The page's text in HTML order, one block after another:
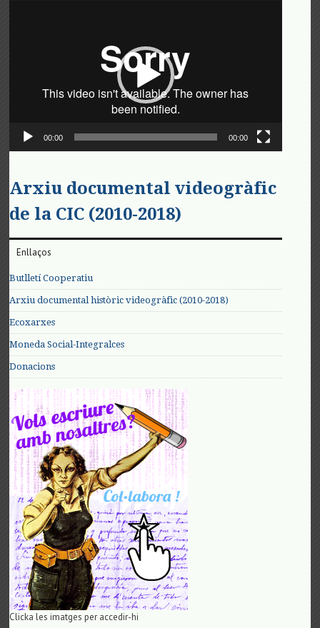
00:00 00:00
Arxiu documental videogràfic
de la CIC (2010-2018)
Enllaços
Butlletí Cooperatiu
Arxiu documental històric videogràfic (2010-2018)
Ecoxarxes
Moneda Social-Integralces
Donacions
Clicka les imatges per accedir-hi